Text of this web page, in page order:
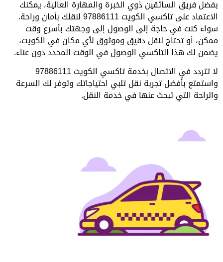
بفضل فريق السائقين ذوي الخبرة والمهارة العالية، يمكنك
الاعتماد على تاكسي الكويت 97886111 لنقلك بأمان وراحة.
سواء كنت في حاجة إلى الوصول إلى وجهتك بأسرع وقت
ممكن، أو تحتاج لنقل دقيق وموثوق لأي مكان في الكويت،
يضمن لك هذا التاكسي الوصول في الوقت المحدد دون عناء.
لا تتردد في الاتصال بخدمة تاكسي الكويت 97886111
واستمتع بأفضل تجربة نقل تلبي احتياجاتك وتوفر لك السرعة
والراحة التي تبحث عنها في خدمة النقل.